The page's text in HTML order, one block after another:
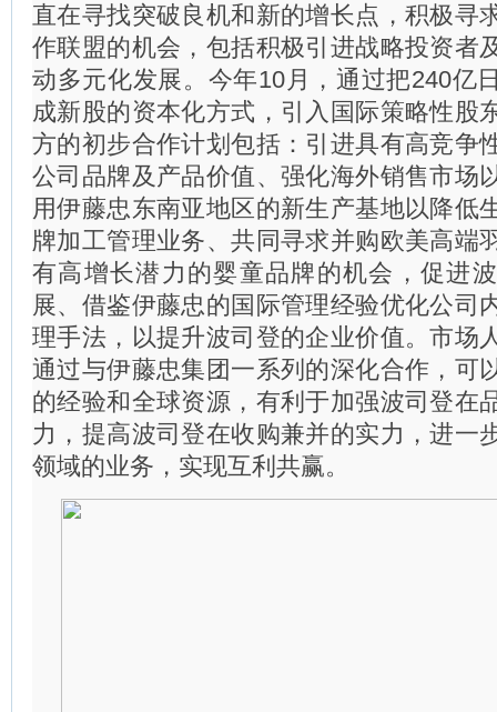
直在寻找突破良机和新的增长点，积极寻
作联盟的机会，包括积极引进战略投资者
动多元化发展。今年10月，通过把240亿
成新股的资本化方式，引入国际策略性股
方的初步合作计划包括：引进具有高竞争
公司品牌及产品价值、强化海外销售市场
用伊藤忠东南亚地区的新生产基地以降低
牌加工管理业务、共同寻求并购欧美高端
有高增长潜力的婴童品牌的机会，促进
展、借鉴伊藤忠的国际管理经验优化公司
理手法，以提升波司登的企业价值。市场
通过与伊藤忠集团一系列的深化合作，可
的经验和全球资源，有利于加强波司登在
力，提高波司登在收购兼并的实力，进一
领域的业务，实现互利共赢。